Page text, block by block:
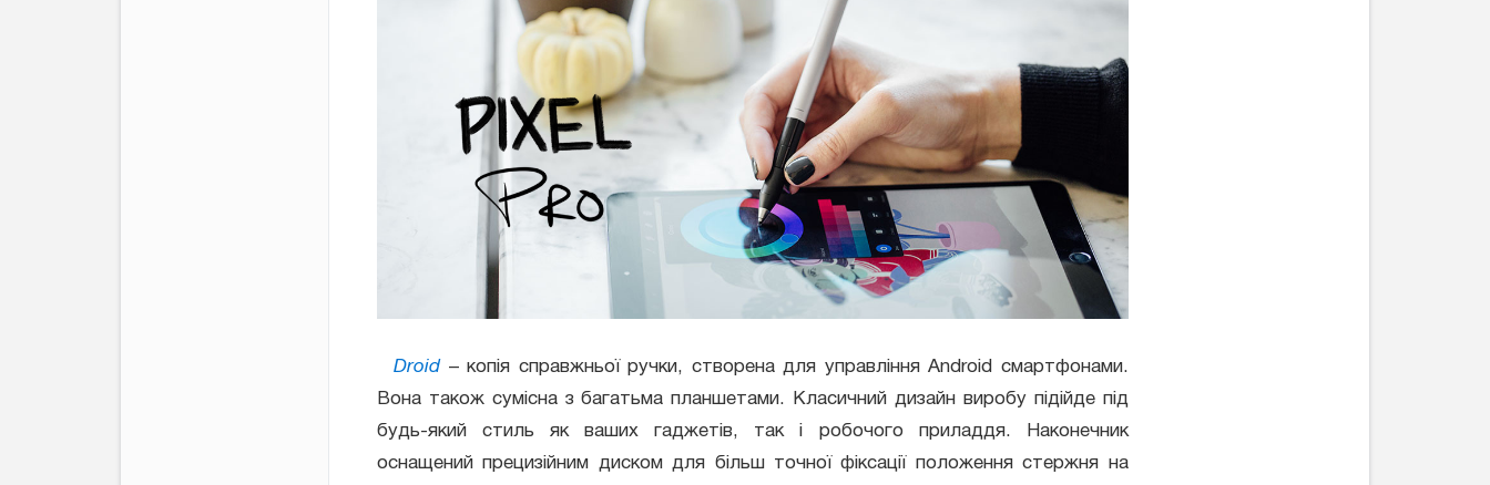
Droid – копія справжньої ручки, створена для управління Android смартфонами.
Вона також сумісна з багатьма планшетами. Класичний дизайн виробу підійде під
будь-який стиль як ваших гаджетів, так і робочого приладдя. Наконечник
оснащений прецизійним диском для більш точної фіксації положення стержня на